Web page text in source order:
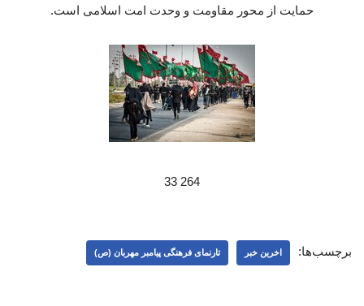
حمایت از محور مقاومت و وحدت امت اسلامی است.
264 33
برچسب‌ها: اخرین خبر تارنمای فرهنگی پیامبر مهربان (ص)